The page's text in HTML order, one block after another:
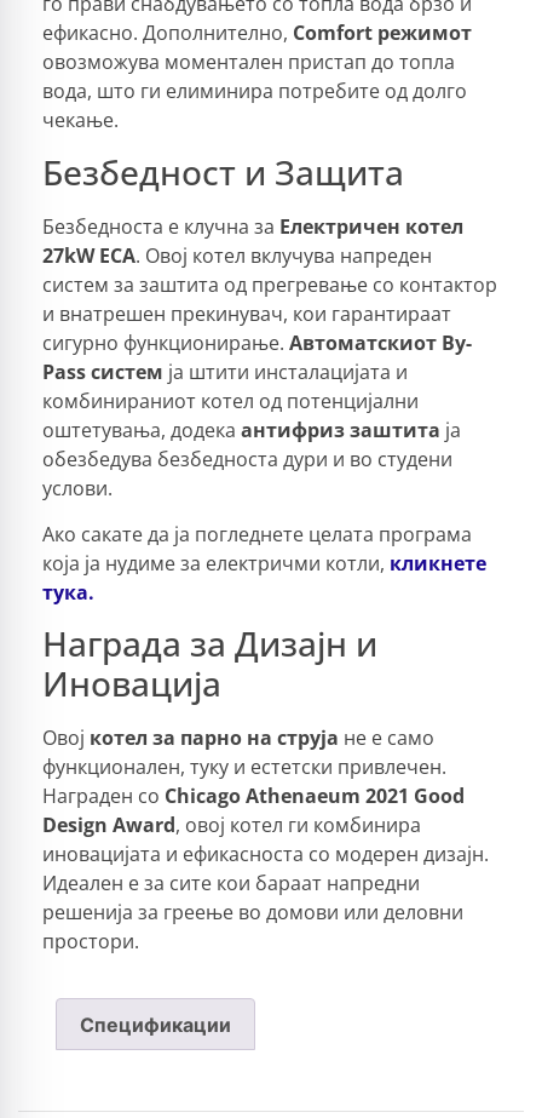
ефикасно. Дополнително, Comfort режимот
овозможува моментален пристап до топла
вода, што ги елиминира потребите од долго
чекање.
Безбедност и Защита
Безбедноста е клучна за Електричен котел
27kW ECA. Овој котел вклучува напреден
систем за заштита од прегревање со контактор
и внатрешен прекинувач, кои гарантираат
сигурно функционирање. Автоматскиот By-
Pass систем ја штити инсталацијата и
комбинираниот котел од потенцијални
оштетувања, додека антифриз заштита ја
обезбедува безбедноста дури и во студени
услови.
Ако сакате да ја погледнете целата програма
која ја нудиме за електричми котли, кликнете
тука.
Награда за Дизајн и
Иновација
Овој котел за парно на струја не е само
функционален, туку и естетски привлечен.
Награден со Chicago Athenaeum 2021 Good
Design Award, овој котел ги комбинира
иновацијата и ефикасноста со модерен дизајн.
Идеален е за сите кои бараат напредни
решенија за греење во домови или деловни
простори.
Спецификации